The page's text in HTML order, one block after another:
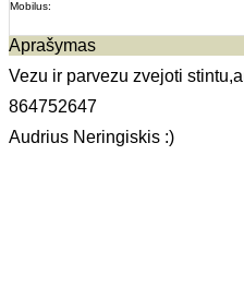
Mobilus:
Aprašymas
Vezu ir parvezu zvejoti
864752647
Audrius Neringiskis :)